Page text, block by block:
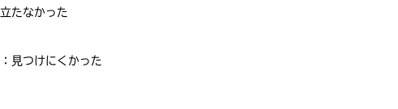
たなかった
見つけにくかった